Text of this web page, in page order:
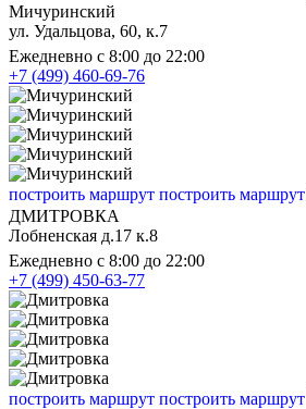
Мичуринский
ул. Удальцова, 60, к.7
Ежедневно с 8:00 до 22:00
+7 (499) 460-69-76
построить маршрут построить маршрут
ДМИТРОВКА
Лобненская д.17 к.8
Ежедневно с 8:00 до 22:00
+7 (499) 450-63-77
построить маршрут построить маршрут